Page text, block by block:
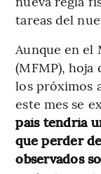
tareas del
Aunque en el
(MFMP),
los próximos
este mes se
país tendría
que perder
observados